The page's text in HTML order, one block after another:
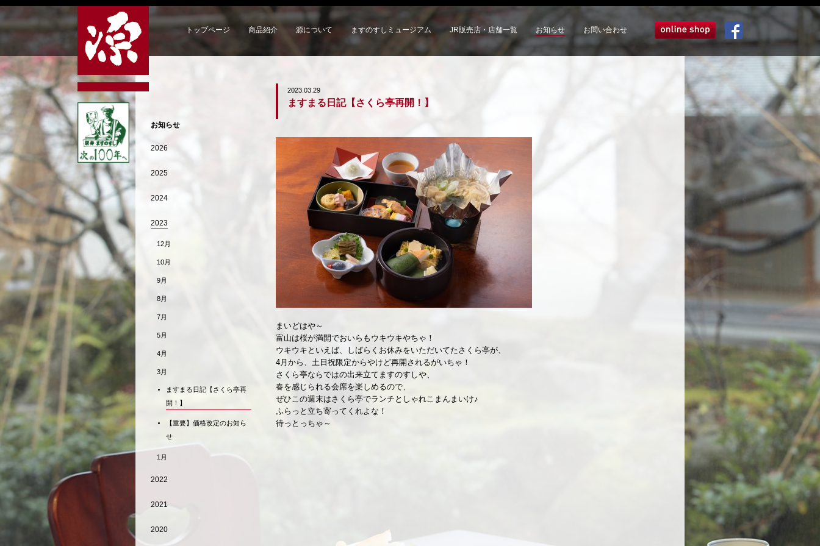
トップページ 商品紹介 源について ますのすしミュージアム JR販売店・店舗一覧 お知らせ お問い合わせ オンラインショップ
2023.03.29
ますまる日記【さくら亭再開！】
まいどはや～
富山は桜が満開でおいらもウキウキやちゃ！
ウキウキといえば、しばらくお休みをいただいてたさくら亭が、
4月から、土日祝限定からやけど再開されるがいちゃ！
さくら亭ならではの出来立てますのすしや、
春を感じられる会席を楽しめるので、
ぜひこの週末はさくら亭でランチとしゃれこまんまいけ♪
ふらっと立ち寄ってくれよな！
待っとっちゃ～
お知らせ
2026
2025
2024
2023
12月
10月
9月
8月
7月
5月
4月
3月
ますまる日記【さくら亭再
開！】
【重要】価格改定のお知ら
せ
1月
2022
2021
2020